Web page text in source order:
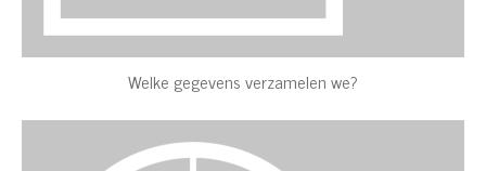
Welke gegevens verzamelen we?